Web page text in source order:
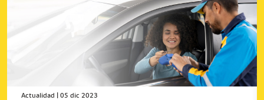
Actualidad 05 dic 2023